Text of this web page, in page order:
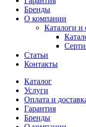
Бренды
О компании
Каталоги и
Статьи
Контакты
Каталог
Услуги
Оплата и
Гарантия
Бренды